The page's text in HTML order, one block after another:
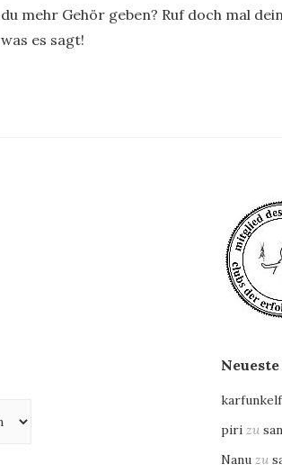
du mehr Gehör geben? Ruf doch mal
was es sagt!
piri zu
Nanu zu